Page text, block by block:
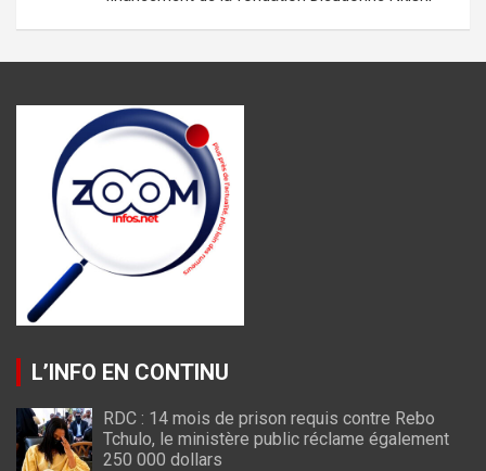
L’INFO EN CONTINU
RDC : 14 mois de prison requis contre Rebo
Tchulo, le ministère public réclame également
250 000 dollars